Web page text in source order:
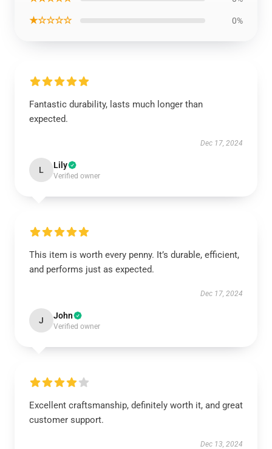
★☆☆☆☆ 0%
Fantastic durability, lasts much longer than
expected.
Dec 17, 2024
L Lily
Verified owner
This item is worth every penny. It’s durable, efficient,
and performs just as expected.
Dec 17, 2024
J John
Verified owner
Excellent craftsmanship, definitely worth it, and great
customer support.
Dec 13, 2024